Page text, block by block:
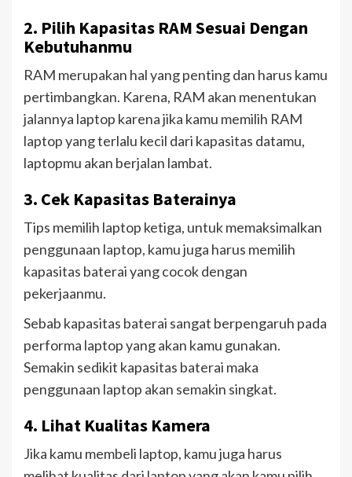
2. Pilih Kapasitas RAM Sesuai Dengan
Kebutuhanmu
RAM merupakan hal yang penting dan harus kamu
pertimbangkan. Karena, RAM akan menentukan
jalannya laptop karena jika kamu memilih RAM
laptop yang terlalu kecil dari kapasitas datamu,
laptopmu akan berjalan lambat.
3. Cek Kapasitas Baterainya
Tips memilih laptop ketiga, untuk memaksimalkan
penggunaan laptop, kamu juga harus memilih
kapasitas baterai yang cocok dengan
pekerjaanmu.
Sebab kapasitas baterai sangat berpengaruh pada
performa laptop yang akan kamu gunakan.
Semakin sedikit kapasitas baterai maka
penggunaan laptop akan semakin singkat.
4. Lihat Kualitas Kamera
Jika kamu membeli laptop, kamu juga harus